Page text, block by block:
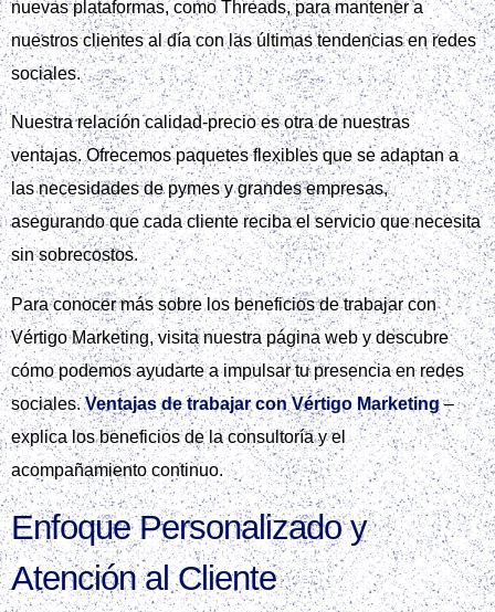
nuevas plataformas, como Threads, para mantener a
nuestros clientes al día con las últimas tendencias en redes
sociales.
Nuestra relación calidad-precio es otra de nuestras
ventajas. Ofrecemos paquetes flexibles que se adaptan a
las necesidades de pymes y grandes empresas,
asegurando que cada cliente reciba el servicio que necesita
sin sobrecostos.
Para conocer más sobre los beneficios de trabajar con
Vértigo Marketing, visita nuestra página web y descubre
cómo podemos ayudarte a impulsar tu presencia en redes
sociales.Ventajas de trabajar con Vértigo Marketing–
explica los beneficios de la consultoría y el
acompañamiento continuo.
Enfoque Personalizado y
Atención al Cliente